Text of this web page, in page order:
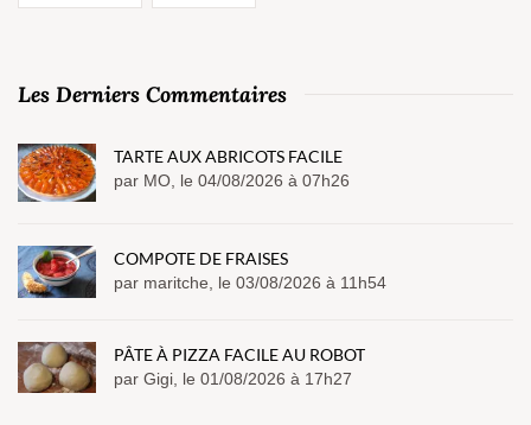
Les Derniers Commentaires
TARTE AUX ABRICOTS FACILE
par MO, le 04/08/2026 à 07h26
COMPOTE DE FRAISES
par maritche, le 03/08/2026 à 11h54
PÂTE À PIZZA FACILE AU ROBOT
par Gigi, le 01/08/2026 à 17h27